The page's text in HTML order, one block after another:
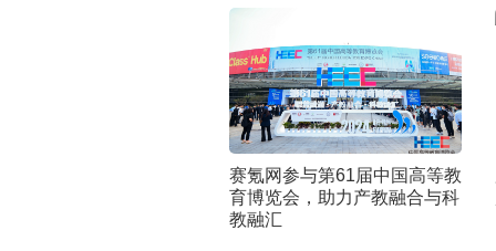
赛氪网参与第61届中国高等教
育博览会，助力产教融合与科
教融汇